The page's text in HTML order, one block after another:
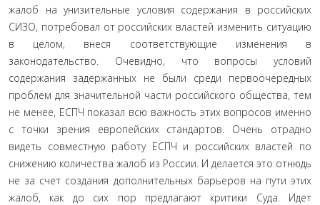
жалоб на унизительные условия содержания в российских
СИЗО, по­требовал от российских властей изменить ситуацию
в целом, внеся соответствующие изменения в
законодательство. Оче­видно, что вопросы условий
содержания задержанных не были среди первоочередных
проблем для значительной ча­сти российского общества, тем
не менее, ЕСПЧ показал всю важность этих вопросов именно
с точки зрения европейских стандартов. Очень отрадно
видеть совместную работу ЕСПЧ и российских властей по
снижению количества жалоб из Рос­сии. И делается это отнюдь
не за счет создания дополнитель­ных барьеров на пути этих
жалоб, как до сих пор предлагают критики Суда. Идет